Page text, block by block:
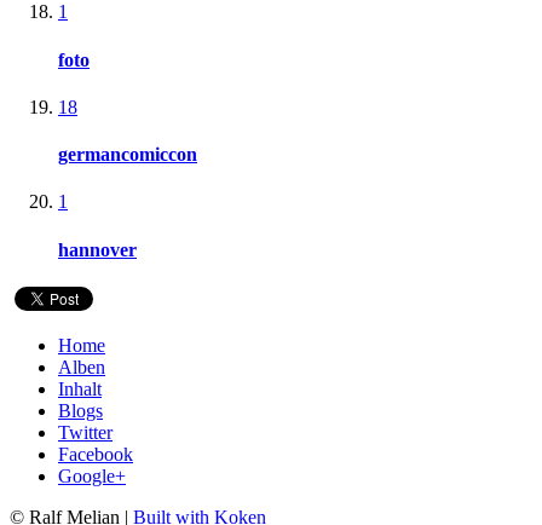
1
foto
18
germancomiccon
1
hannover
Home
Alben
Inhalt
Blogs
Twitter
Facebook
Google+
© Ralf Melian | Built with Koken